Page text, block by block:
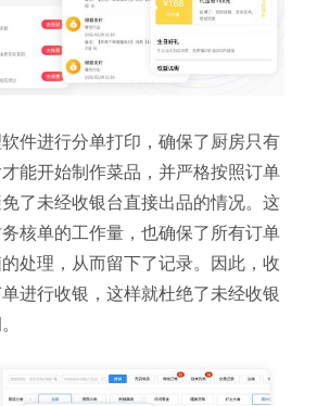
件进行分单打印，确保了厨房只有
能开始制作菜品，并严格按照订单
了未经收银台直接出品的情况。这
核单的工作量，也确保了所有订单
处理，从而留下了记录。因此，收
进行收银，这样就杜绝了未经收银